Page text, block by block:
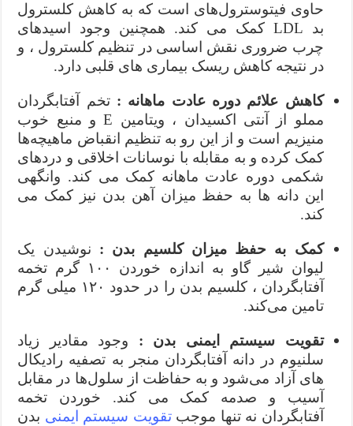
حاوی فیتوسترول‌های است که به کاهش کلسترول
بد LDL کمک می کند. همچنین وجود اسیدهای
چرب ضروری نقش اساسی در تنظیم کلسترول ، و
در نتیجه کاهش ریسک بیماری های قلبی دارد.
کاهش علائم دوره عادت ماهانه : تخم آفتابگردان
مملو از آنتی اکسیدان ، ویتامین E و منبع خوب
منیزیم است و از این رو به تنظیم انقباض ماهیچه‌ها
کمک کرده و به مقابله با نوسانات اخلاقی و دردهای
شکمی دوره عادت ماهانه کمک می کند. وانگهی
این دانه ها به حفظ میزان آهن بدن نیز کمک می
کند.
کمک به حفظ میزان کلسیم بدن : نوشیدن یک
لیوان شیر گاو به اندازه خوردن ۱۰۰ گرم تخمه
آفتابگردان ، کلسیم بدن را در حدود ۱۲۰ میلی گرم
تامین می‌کند.
تقویت سیستم ایمنی بدن : وجود مقادیر زیاد
سلنیوم در دانه آفتابگردان منجر به تصفیه رادیکال
های آزاد می‌شود و به حفاظت از سلول‌ها در مقابل
آسیب و صدمه کمک می کند. خوردن تخمه
آفتابگردان نه تنها موجبتقویت سیستم ایمنی بدن